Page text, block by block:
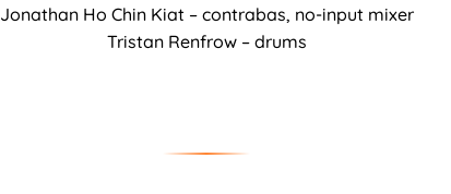
Jonathan Ho Chin Kiat – contrabas, no-input mixer
Tristan Renfrow – drums